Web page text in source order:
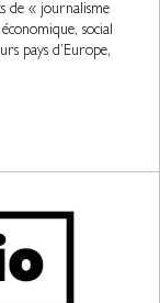
de « journalisme
social
pays d’Europe,